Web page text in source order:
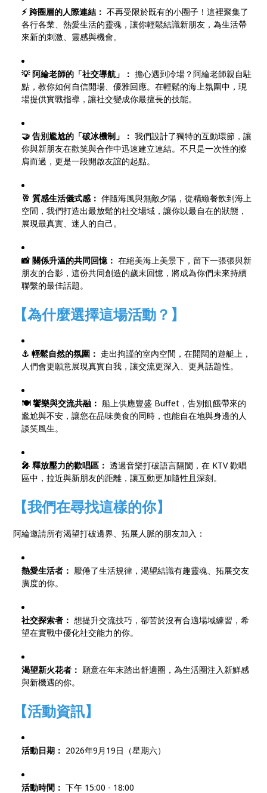
⚡ 跨圈層的人際連結： 不再受限於既有的小圈子！這裡聚集了
各行各業、熱愛生活的靈魂，讓你輕鬆結識新朋友，為生活帶
來新的刺激、靈感與機會。
💡 阿綸老師的「社交導航」： 擔心遇到冷場？阿綸老師親自駐
點，教你如何自信開場、優雅回應。在輕鬆的海上氛圍中，現
場提供實戰指導，讓社交變成你最擅長的技能。
🤝 告別尷尬的「破冰機制」： 我們設計了獨特的互動環節，讓
你與新朋友在歡笑與合作中迅速建立連結。不只是一次性的擦
肩而過，更是一段開啟友誼的起點。
🥂 質感生活儀式感： 伴隨海風與無敵夕陽，從精緻餐飲到海上
空間，我們打造出最放鬆的社交場域，讓你以最自在的狀態，
展現最真實、迷人的自己。
📸 關係升溫的共同回憶： 在絕美海上美景下，留下一張張與新
朋友的合影，這份共同創造的歲末回憶，將成為你們未來持續
聯繫的最佳話題。
【為什麼選擇這場活動？】
⚓️ 輕鬆自然的氛圍： 走出拘謹的室內空間，在開闊的遊艇上，
人們會更願意展現真實自我，讓交流更深入、更具話題性。
🍽️ 饗樂與交流共融： 船上供應豐盛 Buffet，告別飢餓帶來的
尷尬與不安，讓您在品味美食的同時，也能自在地與身邊的人
談笑風生。
🎤 釋放壓力的歡唱區： 透過音樂打破語言隔閡，在 KTV 歡唱
區中，拉近與新朋友的距離，讓互動更加隨性且深刻。
【我們在尋找這樣的你】
阿綸邀請所有渴望打破邊界、拓展人脈的朋友加入：
熱愛生活者： 厭倦了生活規律，渴望結識有趣靈魂、拓展交友
廣度的你。
社交探索者： 想提升交流技巧，卻苦於沒有合適場域練習，希
望在實戰中優化社交能力的你。
渴望新火花者： 願意在年末踏出舒適圈，為生活圈注入新鮮感
與新機遇的你。
【活動資訊】
活動日期： 2026年9月19日（星期六）
活動時間： 下午 15:00 - 18:00